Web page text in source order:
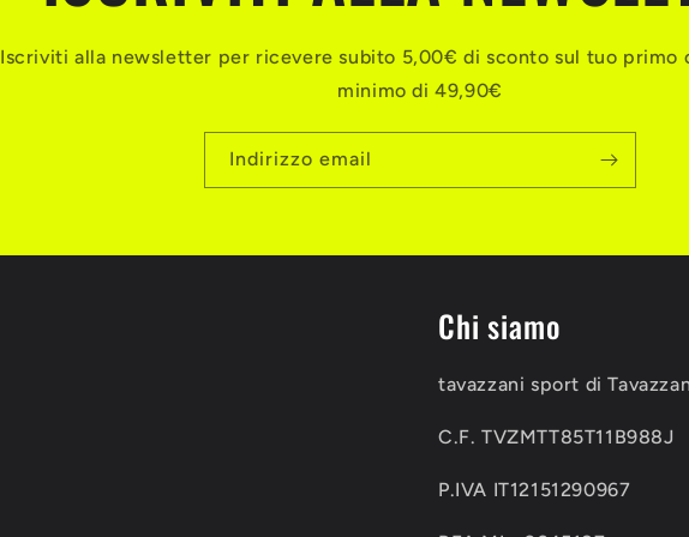
Iscriviti alla newsletter per ricevere subito 5,00€ di sconto sul tuo primo
minimo di 49,90€
Indirizzo email
Chi siamo
tavazzani sport di
C.F. TVZMTT85T11B988J
P.IVA IT12151290967